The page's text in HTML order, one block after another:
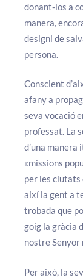
donant-los a
manera,
designi de
persona.
Conscient
afany a
seva vocació
professat. La
d’una
«missions
per les ciutats
així la gent a
trobada que
goig la gràcia
nostre
Per això, la